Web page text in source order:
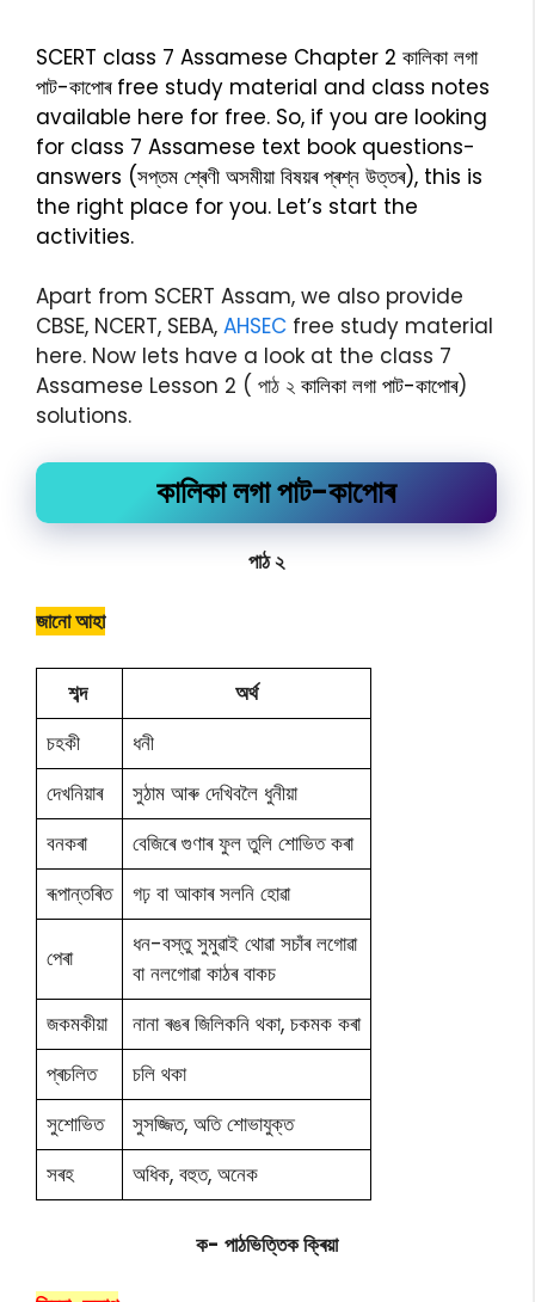
SCERT class 7 Assamese Chapter 2 কালিকা লগা
পাট-কাপোৰ free study material and class notes
available here for free. So, if you are looking
for class 7 Assamese text book questions-
answers (সপ্তম শ্ৰেণী অসমীয়া বিষয়ৰ প্ৰশ্ন উত্তৰ), this is
the right place for you. Let’s start the
activities.
Apart from SCERT Assam, we also provide
CBSE, NCERT, SEBA, AHSEC free study material
here. Now lets have a look at the class 7
Assamese Lesson 2 ( পাঠ ২ কালিকা লগা পাট-কাপোৰ)
solutions.
কালিকা লগা পাট-কাপোৰ
পাঠ ২
জানো আহা
শব্দ
অৰ্থ
চহকী
ধনী
দেখনিয়াৰ
সুঠাম আৰু দেখিবলৈ ধুনীয়া
বনকৰা
বেজিৰে গুণাৰ ফুল তুলি শোভিত কৰা
ৰূপান্তৰিত
গঢ় বা আকাৰ সলনি হোৱা
পেৰা
ধন-বস্তু সুমুৱাই থোৱা সচাঁৰ লগোৱা
বা নলগোৱা কাঠৰ বাকচ
জকমকীয়া
নানা ৰঙৰ জিলিকনি থকা, চকমক কৰা
প্ৰচলিত
চলি থকা
সুশোভিত
সুসজ্জিত, অতি শোভাযুক্ত
সৰহ
অধিক, বহুত, অনেক
ক- পাঠভিত্তিক ক্ৰিয়া